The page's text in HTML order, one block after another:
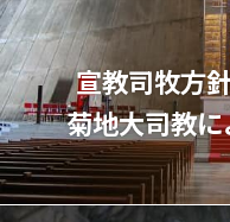
宣教司牧⽅
菊地⼤司教